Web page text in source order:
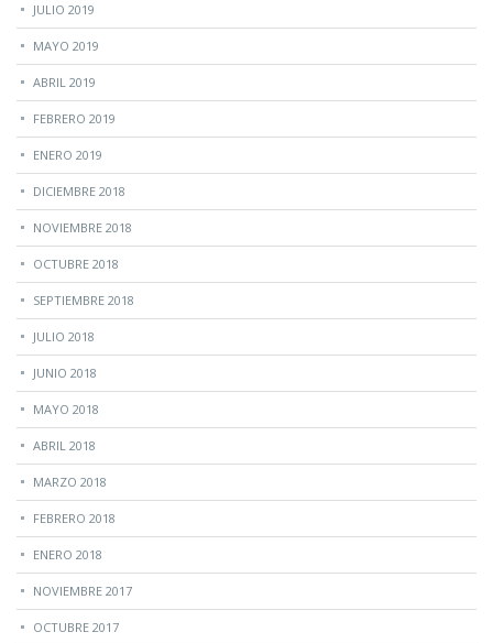
JULIO 2019
MAYO 2019
ABRIL 2019
FEBRERO 2019
ENERO 2019
DICIEMBRE 2018
NOVIEMBRE 2018
OCTUBRE 2018
SEPTIEMBRE 2018
JULIO 2018
JUNIO 2018
MAYO 2018
ABRIL 2018
MARZO 2018
FEBRERO 2018
ENERO 2018
NOVIEMBRE 2017
OCTUBRE 2017